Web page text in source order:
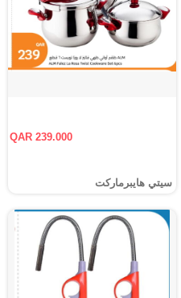
QAR 239.000
سيتي هايبرماركت